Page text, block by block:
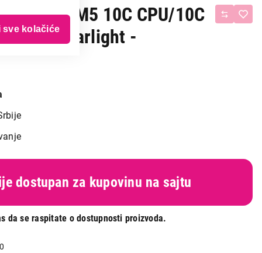
sve kolačiće
15.3", M5 10C CPU/10C
CRO, starlight -
dostupan za kupovinu na sajtu
da se raspitate o dostupnosti proizvoda.